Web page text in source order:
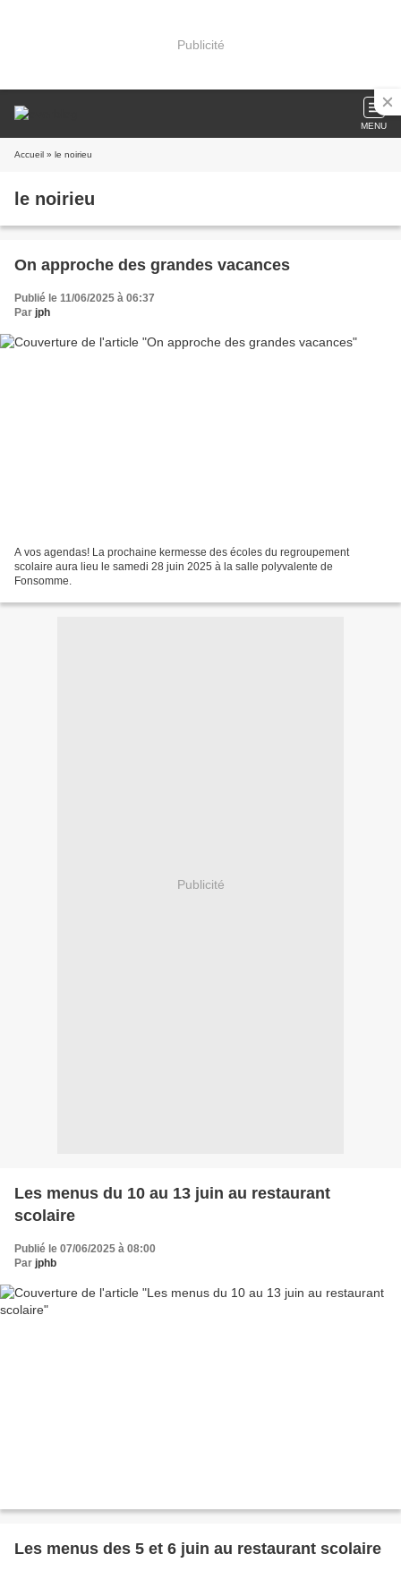
Publicité
MENU
Accueil » le noirieu
le noirieu
On approche des grandes vacances
Publié le 11/06/2025 à 06:37
Par jph
A vos agendas! La prochaine kermesse des écoles du regroupement
scolaire aura lieu le samedi 28 juin 2025 à la salle polyvalente de
Fonsomme.
Publicité
Les menus du 10 au 13 juin au restaurant
scolaire
Publié le 07/06/2025 à 08:00
Par jphb
Les menus des 5 et 6 juin au restaurant scolaire